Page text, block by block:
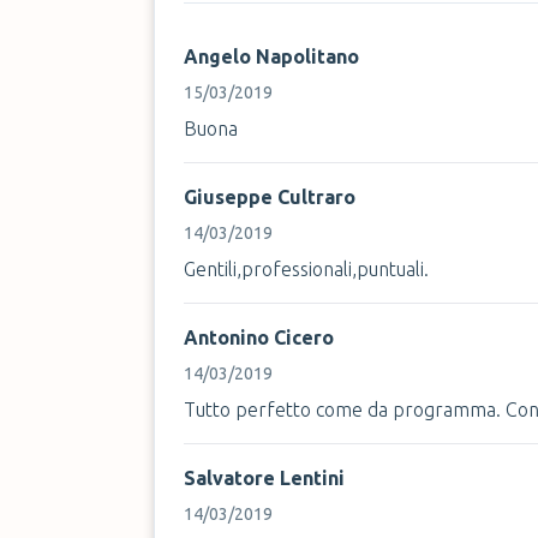
Angelo Napolitano
15/03/2019
Buona
Giuseppe Cultraro
14/03/2019
Gentili,professionali,puntuali.
Antonino Cicero
14/03/2019
Tutto perfetto come da programma.
Salvatore Lentini
14/03/2019